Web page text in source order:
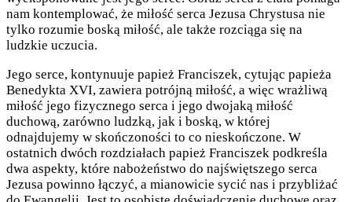
nam kontemplować, że miłość serca Jezusa Chrystusa nie
tylko rozumie boską miłość, ale także rozciąga się na
ludzkie uczucia.
Jego serce, kontynuuje papież Franciszek, cytując papieża
Benedykta XVI, zawiera potrójną miłość, a więc wrażliwą
miłość jego fizycznego serca i jego dwojaką miłość
duchową, zarówno ludzką, jak i boską, w której
odnajdujemy w skończoności to co nieskończone. W
ostatnich dwóch rozdziałach papież Franciszek podkreśla
dwa aspekty, które nabożeństwo do najświętszego serca
Jezusa powinno łączyć, a mianowicie sycić nas i przybliżać